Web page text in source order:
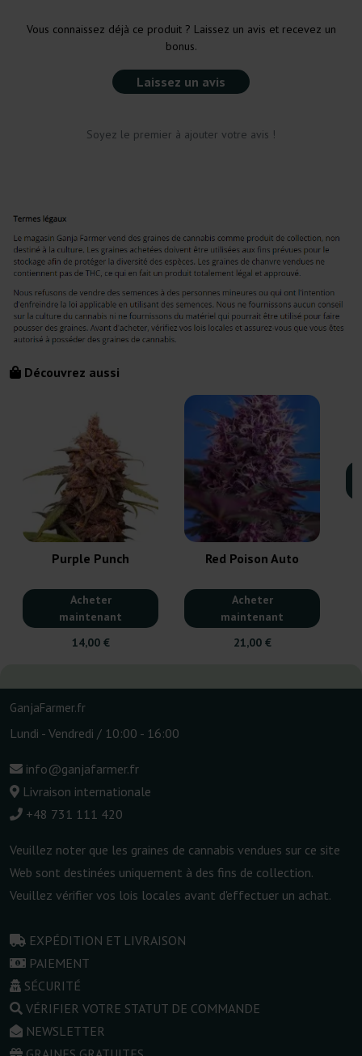
Vous connaissez déjà ce produit ? Laissez un avis et recevez un
bonus.
Laissez un avis
Soyez le premier à ajouter votre avis !
Découvrez aussi
Purple Punch
Acheter
maintenant
14,00 €
Red Poison Auto
Acheter
maintenant
21,00 €
GanjaFarmer.fr
Lundi - Vendredi / 10:00 - 16:00
info@ganjafarmer.fr
Livraison internationale
+48 731 111 420
Veuillez noter que les graines de cannabis vendues sur ce site
Web sont destinées uniquement à des fins de collection.
Veuillez vérifier vos lois locales avant d'effectuer un achat.
EXPÉDITION ET LIVRAISON
PAIEMENT
SÉCURITÉ
VÉRIFIER VOTRE STATUT DE COMMANDE
NEWSLETTER